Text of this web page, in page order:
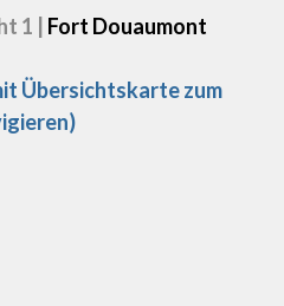
1 Fort Douaumont
Übersichtskarte zum